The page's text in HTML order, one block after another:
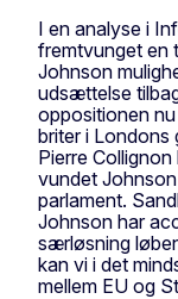
I en analyse i
fremtvunget en
Johnson
udsættelse
oppositionen
briter i Londons
Pierre
vundet
parlament.
Johnson har
særløsning
kan vi i det
mellem EU og